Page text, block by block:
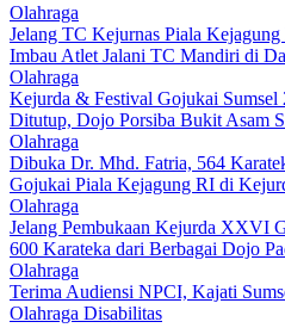
Olahraga
Jelang TC Kejurnas Piala
Imbau Atlet Jalani TC Mandiri di
Olahraga
Kejurda & Festival Gojukai Sumsel
Ditutup, Dojo Porsiba Bukit Asam
Olahraga
Dibuka Dr. Mhd. Fatria, 564
Gojukai Piala Kejagung RI di
Olahraga
Jelang Pembukaan Kejurda XXVI
600 Karateka dari Berbagai Dojo
Olahraga
Terima Audiensi NPCI, Kajati
Olahraga Disabilitas